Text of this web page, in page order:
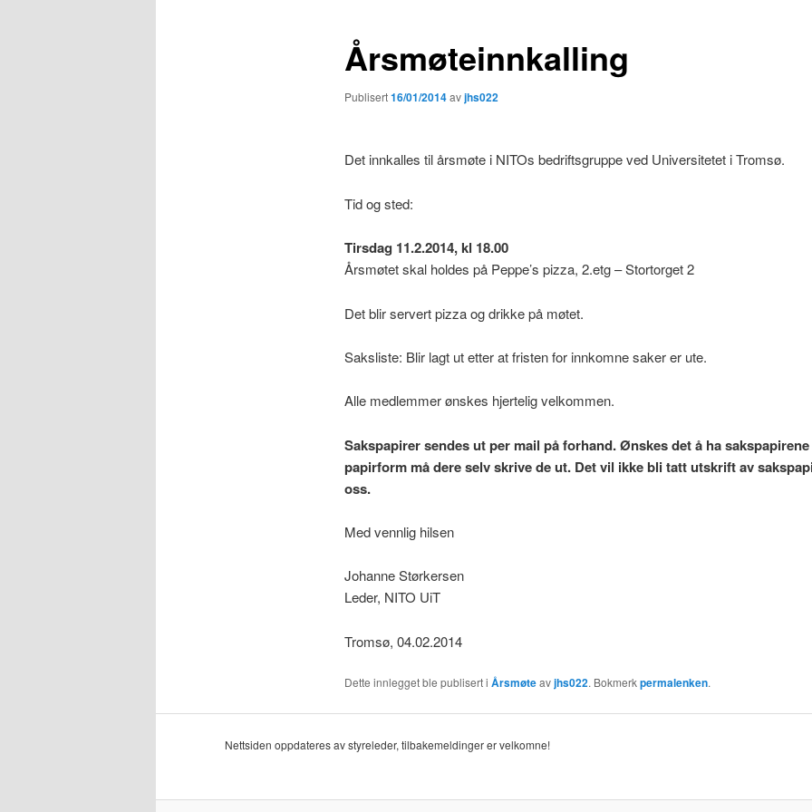
Årsmøteinnkalling
Publisert16/01/2014avjhs022
Det innkalles til årsmøte i NITOs bedriftsgruppe ved Universitetet i Tromsø.
Tid og sted:
Tirsdag 11.2.2014, kl 18.00
Årsmøtet skal holdes på Peppe’s pizza, 2.etg – Stortorget 2
Det blir servert pizza og drikke på møtet.
Saksliste: Blir lagt ut etter at fristen for innkomne saker er ute.
Alle medlemmer ønskes hjertelig velkommen.
Sakspapirer sendes ut per mail på forhand. Ønskes det å ha
papirform må dere selv skrive de ut. Det vil ikke bli tatt utskrift av
oss.
Med vennlig hilsen
Johanne Størkersen
Leder, NITO UiT
Tromsø, 04.02.2014
Dette innlegget ble publisert i Årsmøteavjhs022. Bokmerkpermalenken.
Nettsiden oppdateres av styreleder, tilbakemeldinger er velkomne!